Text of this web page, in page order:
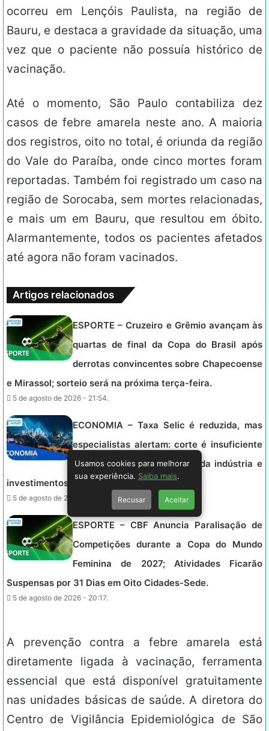
ocorreu em Lençóis Paulista, na região de
Bauru, e destaca a gravidade da situação, uma
vez que o paciente não possuía histórico de
vacinação.
Até o momento, São Paulo contabiliza dez
casos de febre amarela neste ano. A maioria
dos registros, oito no total, é oriunda da região
do Vale do Paraíba, onde cinco mortes foram
reportadas. Também foi registrado um caso na
região de Sorocaba, sem mortes relacionadas,
e mais um em Bauru, que resultou em óbito.
Alarmantemente, todos os pacientes afetados
até agora não foram vacinados.
Artigos relacionados
ESPORTE – Cruzeiro e Grêmio avançam às
quartas de final da Copa do Brasil após
derrotas convincentes sobre Chapecoense
e Mirassol; sorteio será na próxima terça-feira.
5 de agosto de 2026 - 21:54.
ECONOMIA – Taxa Selic é reduzida, mas
especialistas alertam: corte é insuficiente
para estimular crescimento da indústria e
investimentos no Brasil.
5 de agosto de 2026 - 20:52.
ESPORTE – CBF Anuncia Paralisação de
Competições durante a Copa do Mundo
Feminina de 2027; Atividades Ficarão
Suspensas por 31 Dias em Oito Cidades-Sede.
5 de agosto de 2026 - 20:17.
A prevenção contra a febre amarela está
diretamente ligada à vacinação, ferramenta
essencial que está disponível gratuitamente
nas unidades básicas de saúde. A diretora do
Centro de Vigilância Epidemiológica de São
Usamos cookies para melhorar
sua experiência. Saiba mais
Recusar Aceitar